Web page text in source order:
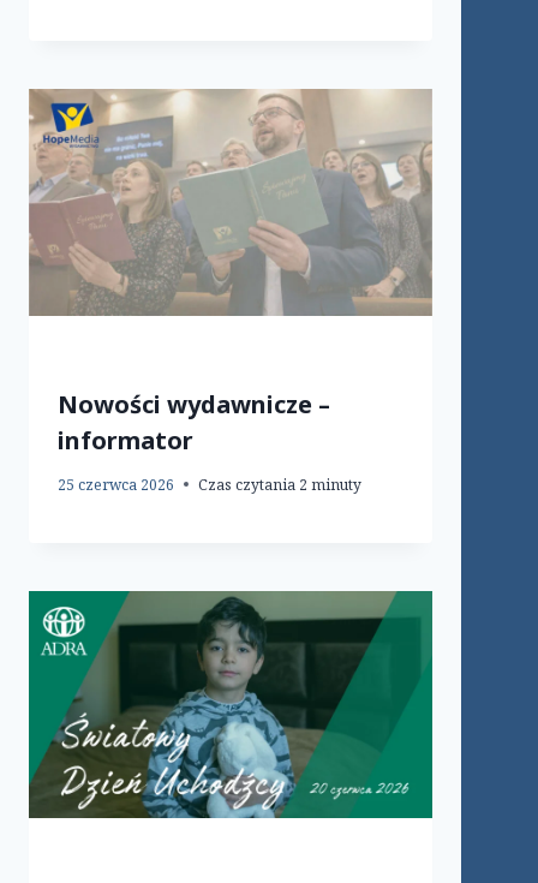
Nowości wydawnicze –
informator
25 czerwca 2026 Czas czytania 2 minuty